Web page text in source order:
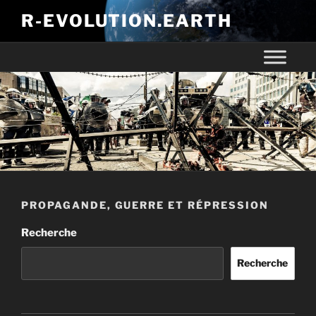
R-EVOLUTION.EARTH
PROPAGANDE, GUERRE ET RÉPRESSION
Recherche
Recherche